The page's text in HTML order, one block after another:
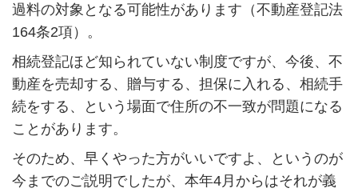
過料の対象となる可能性があります（不動産登記法
164条2項）。
相続登記ほど知られていない制度ですが、今後、不
動産を売却する、贈与する、担保に入れる、相続手
続をする、という場面で住所の不一致が問題になる
ことがあります。
そのため、早くやった方がいいですよ、というのが
今までのご説明でしたが、本年4月からはそれが義